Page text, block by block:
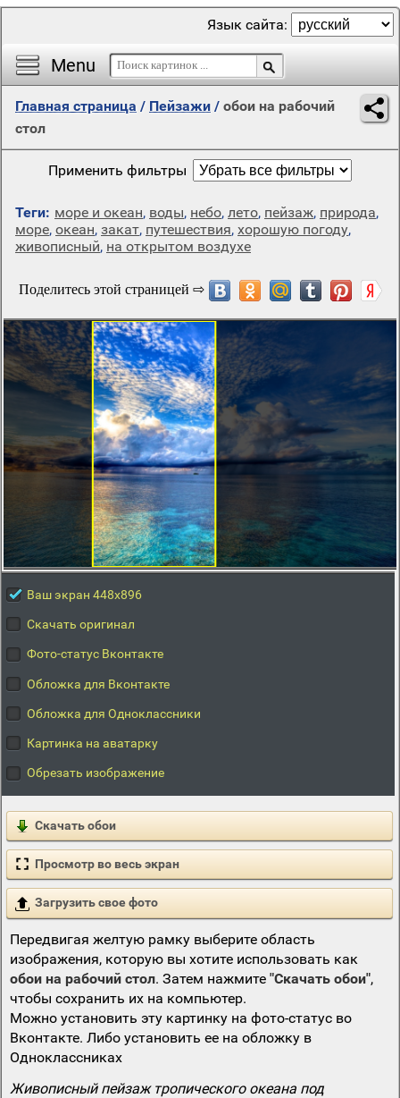
Menu
Язык сайта:
Главная страница / Пейзажи / обои на рабочий
стол
Применить фильтры
Теги: море и океан, воды, небо, лето, пейзаж, природа,
море, океан, закат, путешествия, хорошую погоду,
живописный, на открытом воздухе
Ваш экран 448x896
Скачать оригинал
Фото-статус Вконтакте
Обложка для Вконтакте
Обложка для Одноклассники
Картинка на аватарку
Обрезать изображение
Скачать обои
Просмотр во весь экран
Загрузить свое фото
Передвигая желтую рамку выберите область
изображения, которую вы хотите использовать как
обои на рабочий стол. Затем нажмите "Скачать обои",
чтобы сохранить их на компьютер.
Можно установить эту картинку на фото-статус во
Вконтакте. Либо установить ее на обложку в
Одноклассниках
Живописный пейзаж тропического океана под